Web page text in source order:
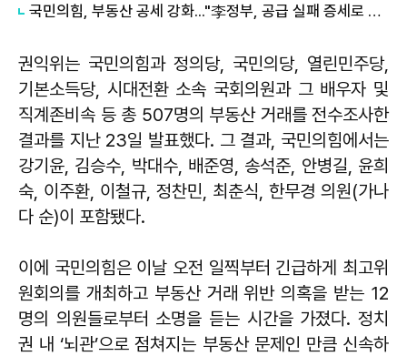
국민의힘, 부동산 공세 강화..."李정부, 공급 실패 증세로 덮으려 해"
권익위는 국민의힘과 정의당, 국민의당, 열린민주당,
기본소득당, 시대전환 소속 국회의원과 그 배우자 및
직계존비속 등 총 507명의 부동산 거래를 전수조사한
결과를 지난 23일 발표했다. 그 결과, 국민의힘에서는
강기윤, 김승수, 박대수, 배준영, 송석준, 안병길, 윤희
숙, 이주환, 이철규, 정찬민, 최춘식, 한무경 의원(가나
다 순)이 포함됐다.
이에 국민의힘은 이날 오전 일찍부터 긴급하게 최고위
원회의를 개최하고 부동산 거래 위반 의혹을 받는 12
명의 의원들로부터 소명을 듣는 시간을 가졌다. 정치
권 내 ‘뇌관’으로 점쳐지는 부동산 문제인 만큼 신속하